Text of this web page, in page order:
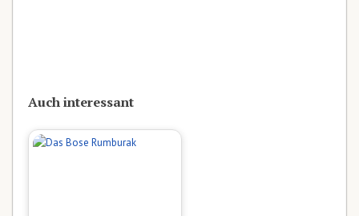
Auch interessant